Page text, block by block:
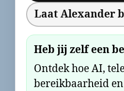
Laat Alexander
Heb jij zelf een
Ontdek hoe AI,
bereikbaarheid